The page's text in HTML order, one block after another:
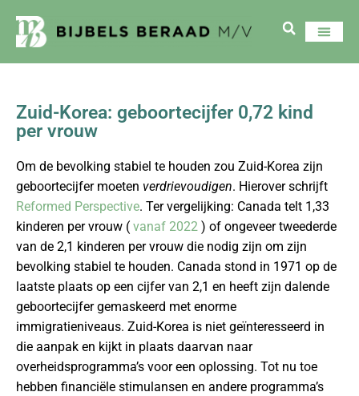
Zuid-Korea: geboortecijfer 0,72 kind
per vrouw
Om de bevolking stabiel te houden zou Zuid-Korea zijn
geboortecijfer moeten verdrievoudigen. Hierover schrijft
Reformed Perspective. Ter vergelijking: Canada telt 1,33
kinderen per vrouw ( vanaf 2022 ) of ongeveer tweederde
van de 2,1 kinderen per vrouw die nodig zijn om zijn
bevolking stabiel te houden. Canada stond in 1971 op de
laatste plaats op een cijfer van 2,1 en heeft zijn dalende
geboortecijfer gemaskeerd met enorme
immigratieniveaus. Zuid-Korea is niet geïnteresseerd in
die aanpak en kijkt in plaats daarvan naar
overheidsprogramma’s voor een oplossing. Tot nu toe
hebben financiële stimulansen en andere programma’s